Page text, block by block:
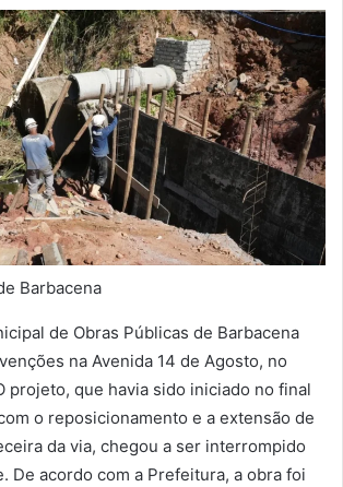
Barbacena
de Obras Públicas de Barbacena
na Avenida 14 de Agosto, no
projeto, que havia sido iniciado no final
o reposicionamento e a extensão de
da via, chegou a ser interrompido
De acordo com a Prefeitura, a obra foi